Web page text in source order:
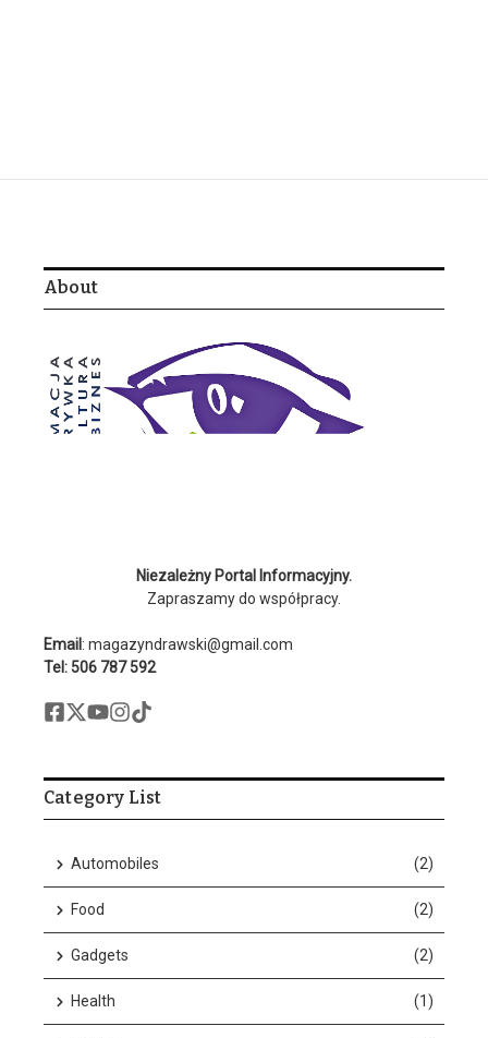
n...
About
Niezależny Portal Informacyjny.
Zapraszamy do współpracy.
Email : magazyndrawski@gmail.com
Tel: 506 787 592
Category List
Automobiles (2)
Food (2)
Gadgets (2)
Health (1)